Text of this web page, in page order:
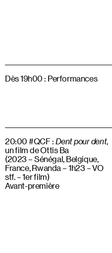
Dès 19h00 : Performances
20:00 #QCF : Dent pour dent,
un film de Ottis Ba
(2023 – Sénégal, Belgique,
France, Rwanda – 1h23 – VO
stf. – 1er film)
Avant-première